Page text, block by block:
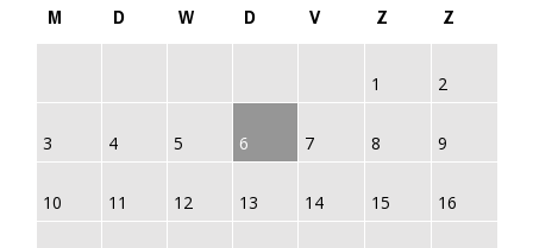
M
D W D V Z Z
1 2
3 4 5 6 7 8 9
10 11 12 13 14 15 16